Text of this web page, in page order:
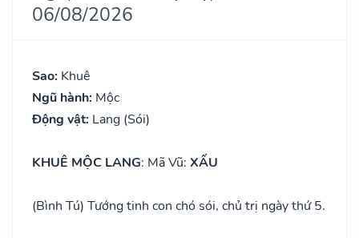
06/08/2026
Sao: Khuê
Ngũ hành: Mộc
Động vật: Lang (Sói)
KHUÊ MỘC LANG: Mã Vũ: XẤU
(Bình Tú) Tướng tinh con chó sói, chủ trị ngày thứ 5.